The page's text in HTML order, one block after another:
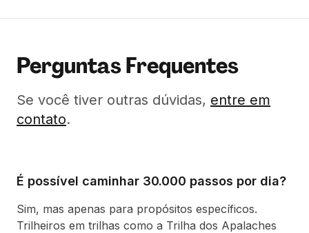
Perguntas Frequentes
Se você tiver outras dúvidas, entre em
contato.
É possível caminhar 30.000 passos por dia?
Sim, mas apenas para propósitos específicos.
Trilheiros em trilhas como a Trilha dos Apalaches